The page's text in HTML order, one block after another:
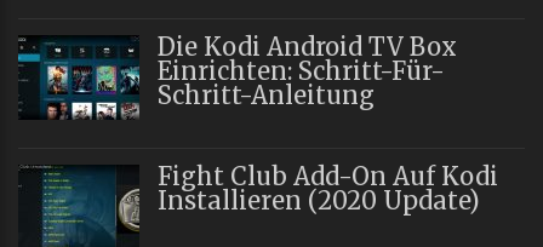
Die Kodi Android TV Box
Einrichten: Schritt-Für-
Schritt-Anleitung
Fight Club Add-On Auf Kodi
Installieren (2020 Update)